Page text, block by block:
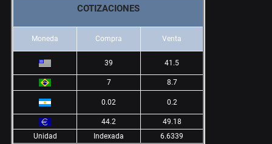
COTIZACIONES
Moneda Compra Venta
39 41.5
7 8.7
0.02 0.2
44.2
49.18
Unidad
Indexada 6.6339